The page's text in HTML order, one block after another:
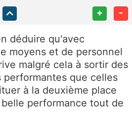
+ -
déduire qu'avec
moyens et de personnel
malgré cela à sortir des
performantes que celles
à la deuxième place
belle performance tout de